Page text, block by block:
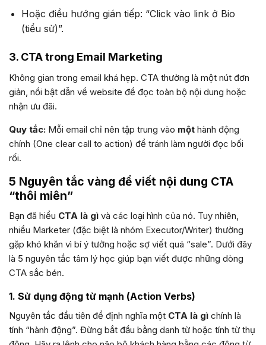
Hoặc điều hướng gián tiếp: “Click vào link ở Bio
(tiểu sử)”.
3. CTA trong Email Marketing
Không gian trong email khá hẹp. CTA thường là một nút đơn
giản, nổi bật dẫn về website để đọc toàn bộ nội dung hoặc
nhận ưu đãi.
Quy tắc: Mỗi email chỉ nên tập trung vào một hành động
chính (One clear call to action) để tránh làm người đọc bối
rối.
5 Nguyên tắc vàng để viết nội dung CTA
“thôi miên”
Bạn đã hiểu CTA là gì và các loại hình của nó. Tuy nhiên,
nhiều Marketer (đặc biệt là nhóm Executor/Writer) thường
gặp khó khăn vì bí ý tưởng hoặc sợ viết quá “sale”. Dưới đây
là 5 nguyên tắc tâm lý học giúp bạn viết được những dòng
CTA sắc bén.
1. Sử dụng động từ mạnh (Action Verbs)
Nguyên tắc đầu tiên để định nghĩa một CTA là gì chính là
tính “hành động”. Đừng bắt đầu bằng danh từ hoặc tính từ thụ